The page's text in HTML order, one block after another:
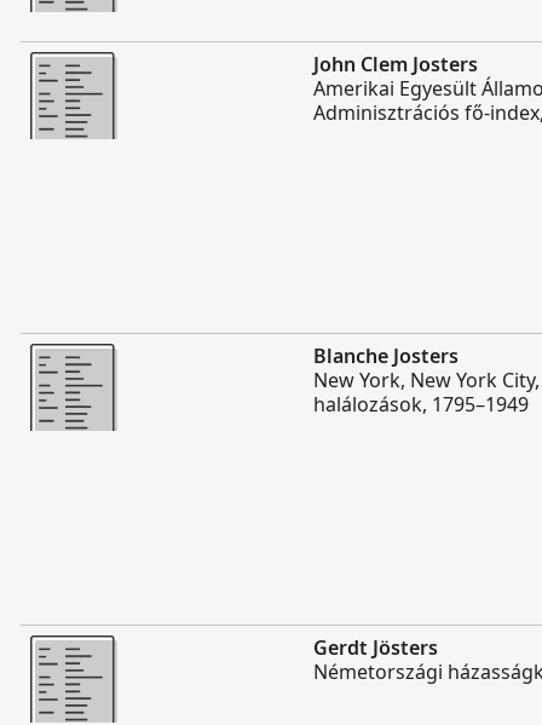
Több
John Clem Josters
Amerikai Egyesült
Adminisztrációs fő-
Több
Blanche Josters
New York, New York
halálozások, 1795–1949
Több
Gerdt Jösters
Németországi